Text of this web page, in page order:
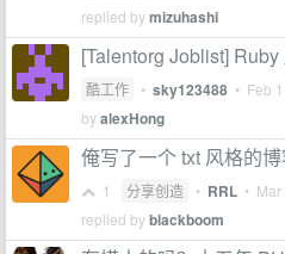
replied bymizuhashi
[Talentorg Joblist]
酷工作 • sky123488 • Feb
byalexHong
俺写了一个 txt 风格的
1 分享创造 • RRL •
replied byblackboom